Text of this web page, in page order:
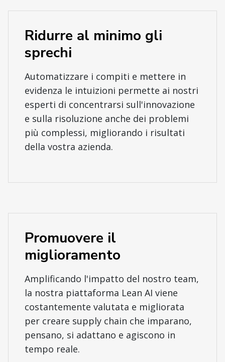
Ridurre al minimo gli
sprechi
Automatizzare i compiti e mettere in
evidenza le intuizioni permette ai nostri
esperti di concentrarsi sull'innovazione
e sulla risoluzione anche dei problemi
più complessi, migliorando i risultati
della vostra azienda.
Promuovere il
miglioramento
Amplificando l'impatto del nostro team,
la nostra piattaforma Lean AI viene
costantemente valutata e migliorata
per creare supply chain che imparano,
pensano, si adattano e agiscono in
tempo reale.